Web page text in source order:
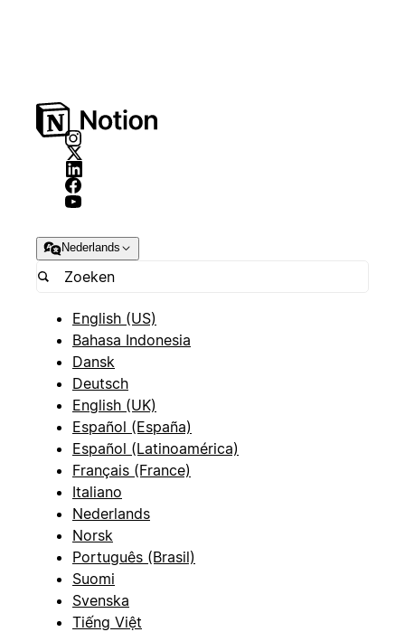
Nederlands
English (US)
Bahasa Indonesia
Dansk
Deutsch
English (UK)
Español (España)
Español (Latinoamérica)
Français (France)
Italiano
Nederlands
Norsk
Português (Brasil)
Suomi
Svenska
Tiếng Việt